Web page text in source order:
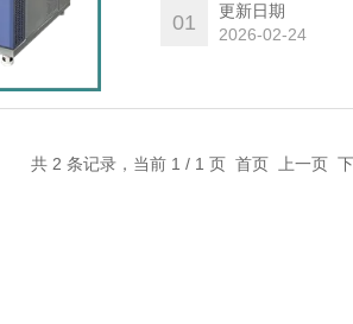
01
更新日期
2026-02-24
共 2 条记录，当前 1 / 1 页 首页 上一页